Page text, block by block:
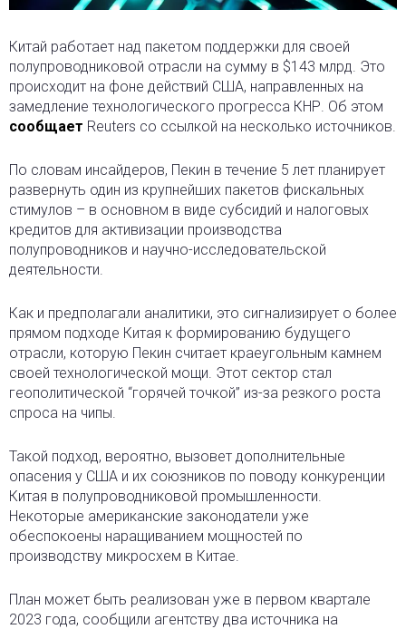
Китай работает над пакетом поддержки для своей
полупроводниковой отрасли на сумму в $143 млрд. Это
происходит на фоне действий США, направленных на
замедление технологического прогресса КНР. Об этом
сообщает Reuters со ссылкой на несколько источников.
По словам инсайдеров, Пекин в течение 5 лет планирует
развернуть один из крупнейших пакетов фискальных
стимулов – в основном в виде субсидий и налоговых
кредитов для активизации производства
полупроводников и научно-исследовательской
деятельности.
Как и предполагали аналитики, это сигнализирует о более
прямом подходе Китая к формированию будущего
отрасли, которую Пекин считает краеугольным камнем
своей технологической мощи. Этот сектор стал
геополитической “горячей точкой” из-за резкого роста
спроса на чипы.
Такой подход, вероятно, вызовет дополнительные
опасения у США и их союзников по поводу конкуренции
Китая в полупроводниковой промышленности.
Некоторые американские законодатели уже
обеспокоены наращиванием мощностей по
производству микросхем в Китае.
План может быть реализован уже в первом квартале
2023 года, сообщили агентству два источника на